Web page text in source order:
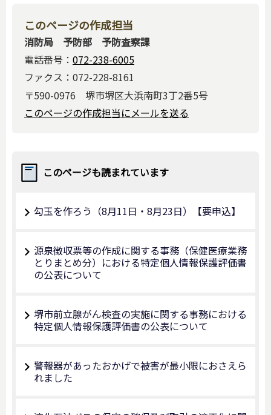
このページの作成担当
消防局 予防部 予防査察課
電話番号： 072-238-6005
ファクス：072-228-8161
〒590-0976 堺市堺区大浜南町3丁2番5号
このページの作成担当にメールを送る
このページも読まれています
勾玉を作ろう（8月11日・8月23日）【要申込】
源泉徴収票等の作成に関する事務（保健医療業務
とりまとめ分）における特定個人情報保護評価書
の公表について
堺市前立腺がん検査の実施に関する事務における
特定個人情報保護評価書の公表について
警報器があったおかげで被害が最小限におさえら
れました